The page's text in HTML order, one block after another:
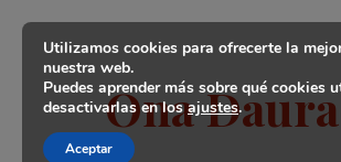
contenido
Ona
Utilizamos cookies para ofrecerte la
nuestra web.
Puedes aprender más sobre qué cookies
desactivarlas en losajustes.
Aceptar